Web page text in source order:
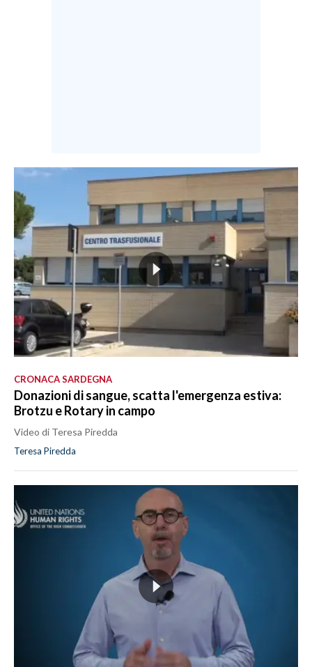
CRONACA SARDEGNA
Donazioni di sangue, scatta l'emergenza estiva:
Brotzu e Rotary in campo
Video di Teresa Piredda
Teresa Piredda